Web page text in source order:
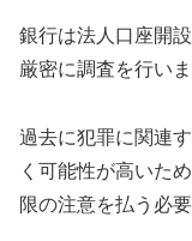
銀行は法人口座開
厳密に調査を行いま
過去に犯罪に関連
く可能性が高いた
限の注意を払う必